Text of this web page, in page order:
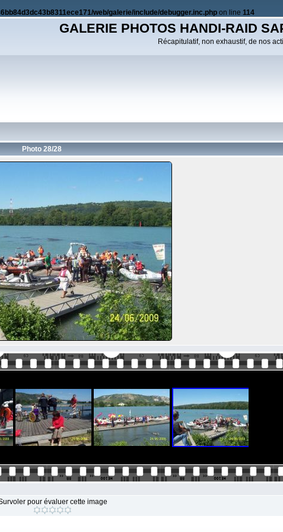
web/galerie/include/debugger.inc.php on line114
GALERIE PHOTOS HANDI-RAID
Récapitulatif, non exhaustif, de nos
Photo 28/28
pour évaluer cette image